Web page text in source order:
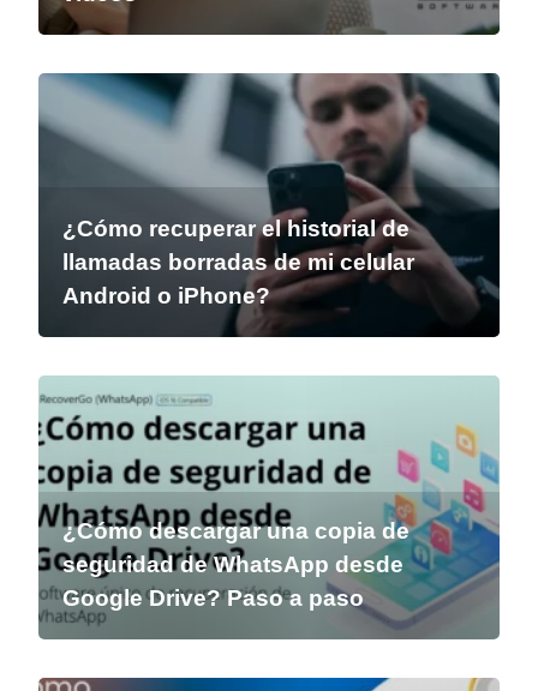
¿Cómo recuperar el historial de
llamadas borradas de mi celular
Android o iPhone?
¿Cómo descargar una copia de
seguridad de WhatsApp desde
Google Drive? Paso a paso